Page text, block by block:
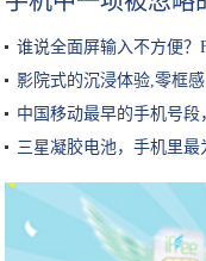
谁说全面屏输入不方便？
影院式的沉浸体验,零框
中国移动最早的手机号
是!
三星凝胶电池，手机里最